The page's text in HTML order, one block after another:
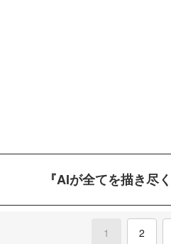
『AIが全てを描き尽
1 (current)
2